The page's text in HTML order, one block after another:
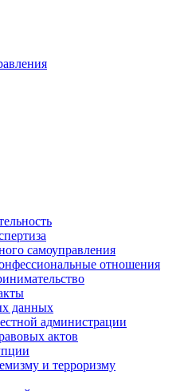
самоуправления
отношения
данных
администрации
актов
и терроризму